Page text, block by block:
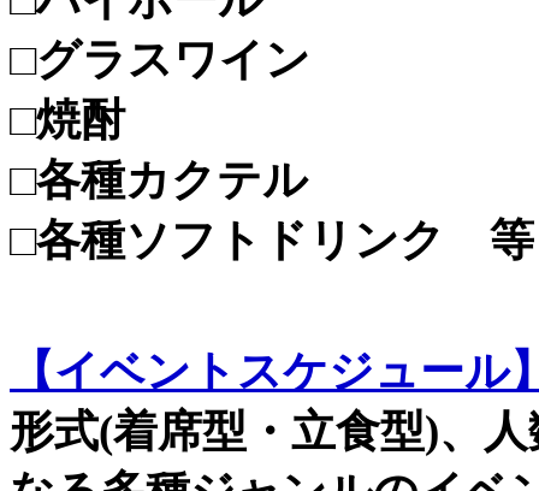
□グラスワイン
□焼酎
□各種カクテル
□各種ソフトドリンク 等
【イベントスケジュール
形式(着席型・立食型)、